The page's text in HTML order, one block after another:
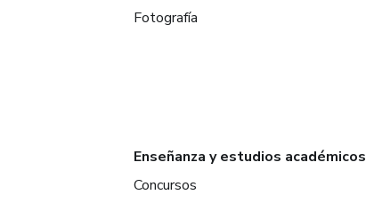
Fotografía
Enseñanza y estudios académicos
Concursos